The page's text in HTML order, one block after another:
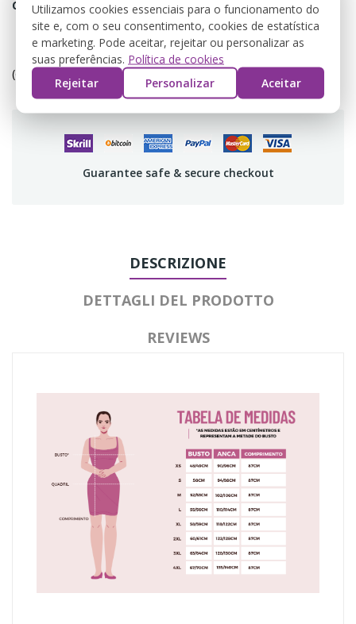
Condividi
Política de devolução
(editar com o módulo Customer Reassurance)
Guarantee safe & secure checkout
DESCRIZIONE
DETTAGLI DEL PRODOTTO
REVIEWS
Utilizamos cookies essenciais para o funcionamento do
site e, com o seu consentimento, cookies de estatística
e marketing. Pode aceitar, rejeitar ou personalizar as
suas preferências. Política de cookies
Rejeitar
Personalizar Aceitar